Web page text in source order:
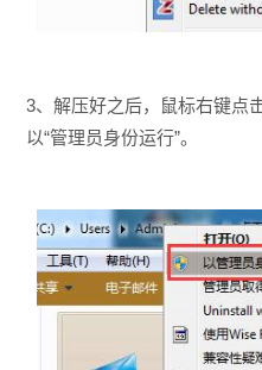
3、解压好之后，鼠标右键点
以“管理员身份运行”。